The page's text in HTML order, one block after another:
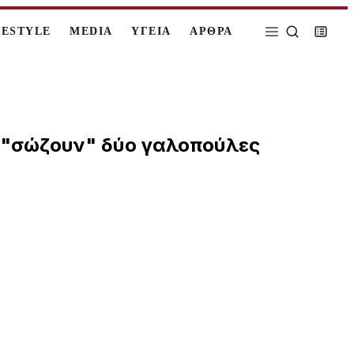
MEDIA ΥΓΕΙΑ ΑΡΘΡΑ
"σώζουν" δύο γαλοπούλες